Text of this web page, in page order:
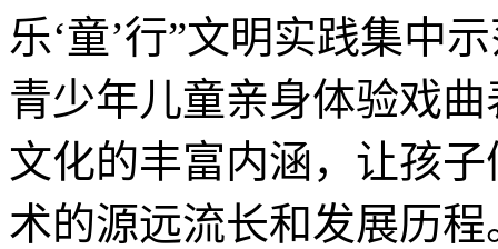
乐‘童’行”文明实践集中
青少年儿童亲身体验戏
文化的丰富内涵，让孩
术的源远流长和发展历程